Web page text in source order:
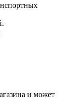
и может